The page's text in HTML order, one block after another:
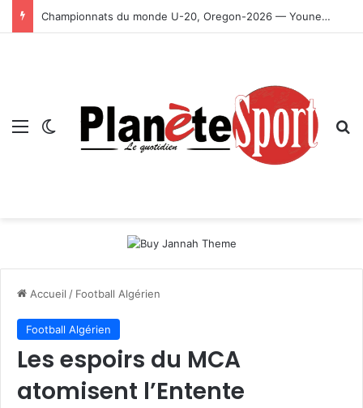
Championnats du monde U-20, Oregon-2026 — Younes Ayachi décroche la médaille d’or
Menu Switch skin
Accueil / Football Algérien
Football Algérien
Les espoirs du MCA
atomisent l’Entente